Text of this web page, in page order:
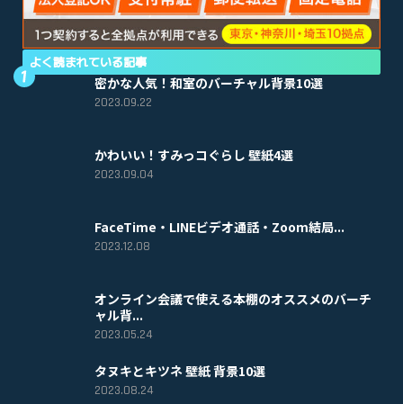
よく読まれている記事
密かな人気！和室のバーチャル背景10選
2023.09.22
かわいい！すみっコぐらし 壁紙4選
2023.09.04
FaceTime・LINEビデオ通話・Zoom結局...
2023.12.08
オンライン会議で使える本棚のオススメのバーチ
ャル背...
2023.05.24
タヌキとキツネ 壁紙 背景10選
2023.08.24